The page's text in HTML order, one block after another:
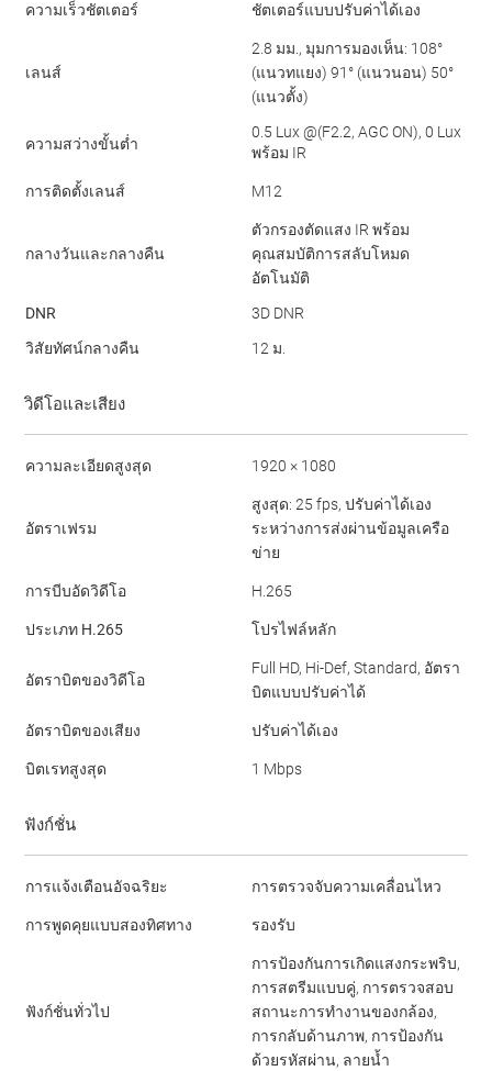
ความเร็วชัตเตอร์
ชัตเตอร์แบบปรับค่าได้เอง
เลนส์
2.8 มม., มุมการมองเห็น: 108°
(แนวทแยง) 91° (แนวนอน) 50°
(แนวตั้ง)
ความสว่างขั้นต่ำ
0.5 Lux @(F2.2, AGC ON), 0 Lux
พร้อม IR
การติดตั้งเลนส์ M12
กลางวันและกลางคืน
ตัวกรองตัดแสง IR พร้อม
คุณสมบัติการสลับโหมด
อัตโนมัติ
DNR
3D DNR
วิสัยทัศน์กลางคืน
12 ม.
วิดีโอและเสียง
ความละเอียดสูงสุด 1920 × 1080
อัตราเฟรม
สูงสุด: 25 fps, ปรับค่าได้เอง
ระหว่างการส่งผ่านข้อมูลเครือ
ข่าย
การบีบอัดวิดีโอ H.265
ประเภท H.265 โปรไฟล์หลัก
อัตราบิตของวิดีโอ
Full HD, Hi-Def, Standard, อัตรา
บิตแบบปรับค่าได้
อัตราบิตของเสียง ปรับค่าได้เอง
บิตเรทสูงสุด 1 Mbps
ฟังก์ชั่น
การแจ้งเตือนอัจฉริยะ การตรวจจับความเคลื่อนไหว
การพูดคุยแบบสองทิศทาง รองรับ
ฟังก์ชั่นทั่วไป
การป้องกันการเกิดแสงกระพริบ,
การสตรีมแบบคู่, การตรวจสอบ
สถานะการทำงานของกล้อง,
การกลับด้านภาพ, การป้องกัน
ด้วยรหัสผ่าน, ลายน้ำ